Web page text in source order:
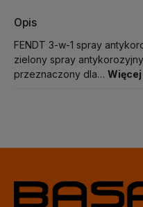
Opis
FENDT 3-w-1 spray
zielony spray
przeznaczony dla… Więcej